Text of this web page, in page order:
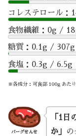
コレステロール：
食物繊維：0g /
糖質：0.1g / 307g
食塩：0.3g / 6.5g
※各成分：可食部 100g あた
バーグせんせ
「1日
か」
の